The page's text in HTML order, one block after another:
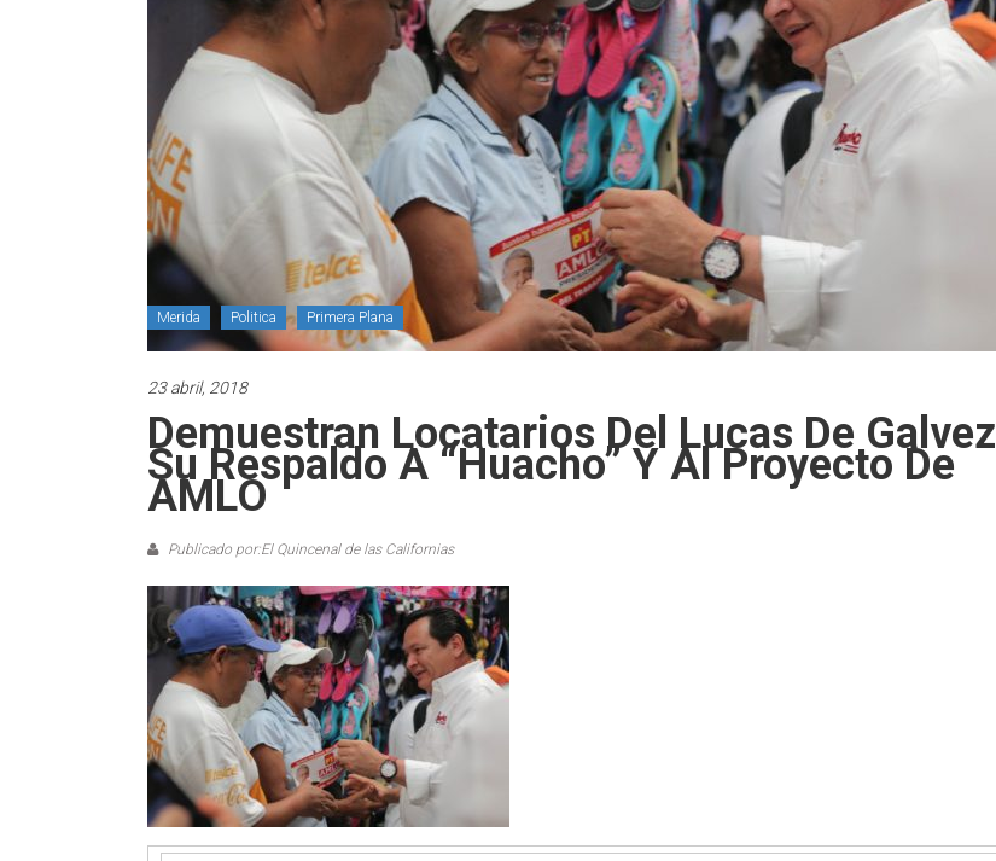
Merida Politica Primera Plana
23 abril, 2018
Demuestran Locatarios Del Lucas De Galvez
Su Respaldo A “Huacho” Y Al Proyecto De
AMLO
Publicado por:El Quincenal de las Californias